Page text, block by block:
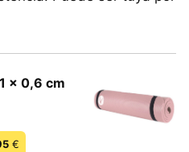
x 0,6 cm
€